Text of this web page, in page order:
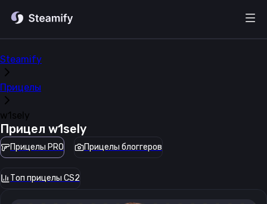
Steamify
Прицелы
w1sely
Прицел w1sely
Прицелы PRO Прицелы блоггеров
Топ прицелы CS2